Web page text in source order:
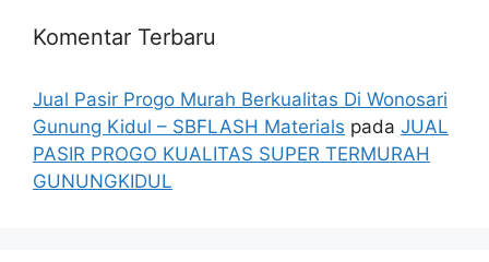
Komentar Terbaru
Jual Pasir Progo Murah Berkualitas Di Wonosari
Gunung Kidul – SBFLASH Materials pada JUAL
PASIR PROGO KUALITAS SUPER TERMURAH
GUNUNGKIDUL